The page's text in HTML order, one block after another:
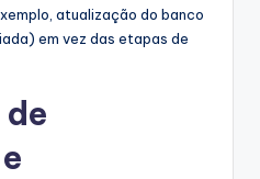
atualização do banco
em vez das etapas de